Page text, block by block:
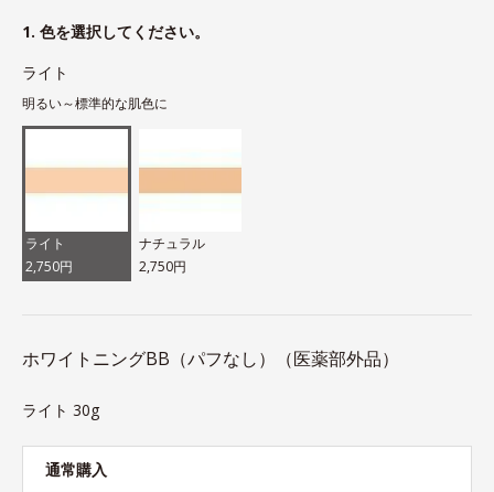
1. 色を選択してください。
ライト
明るい～標準的な肌色に
ライト
2,750円
ナチュラル
2,750円
ホワイトニングBB（パフなし）（医薬部外品）
ライト 30g
通常購入